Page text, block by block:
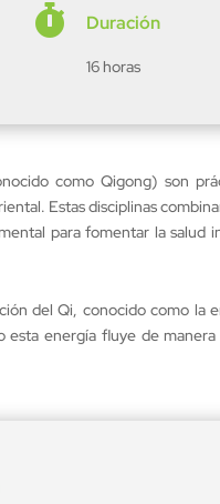
 Duración
16 horas
como Qigong) son
Estas disciplinas
para fomentar la
del Qi, conocido como la
esta energía fluye de